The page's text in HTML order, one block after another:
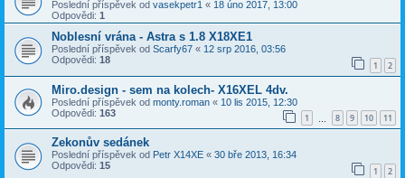
Poslední příspěvek od vasekpetr1 « 18 úno 2017, 13:00
Odpovědi: 1
Noblesní vrána - Astra s 1.8 X18XE1
Poslední příspěvek od Scarfy67 « 12 srp 2016, 03:56
Odpovědi: 18 1 2
Miro.design - sem na kolech- X16XEL 4dv.
Poslední příspěvek od monty.roman « 10 lis 2015, 12:30
Odpovědi: 163 1 8 9 10 11
Zekonův sedánek
Poslední příspěvek od Petr X14XE « 30 bře 2013, 16:34
Odpovědi: 15 1 2